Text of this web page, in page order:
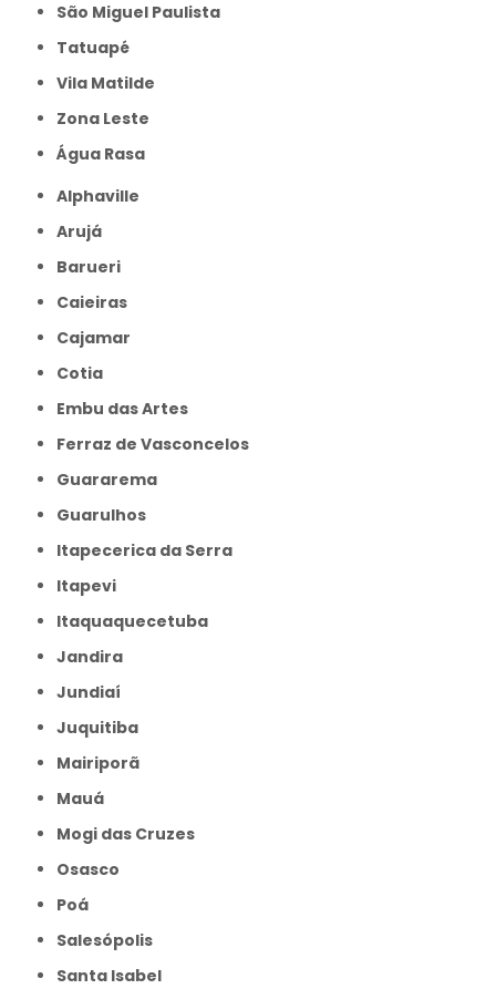
São Miguel Paulista
Tatuapé
Vila Matilde
Zona Leste
Água Rasa
Alphaville
Arujá
Barueri
Caieiras
Cajamar
Cotia
Embu das Artes
Ferraz de Vasconcelos
Guararema
Guarulhos
Itapecerica da Serra
Itapevi
Itaquaquecetuba
Jandira
Jundiaí
Juquitiba
Mairiporã
Mauá
Mogi das Cruzes
Osasco
Poá
Salesópolis
Santa Isabel